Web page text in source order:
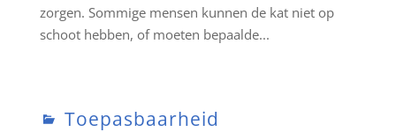
zorgen. Sommige mensen kunnen de kat niet op
schoot hebben, of moeten bepaalde...
Toepasbaarheid